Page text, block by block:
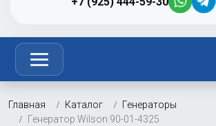
Главная Каталог
Генераторы
Генератор Wilson 90-01-4325